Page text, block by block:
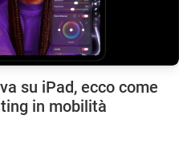
su iPad, ecco come
in mobilità